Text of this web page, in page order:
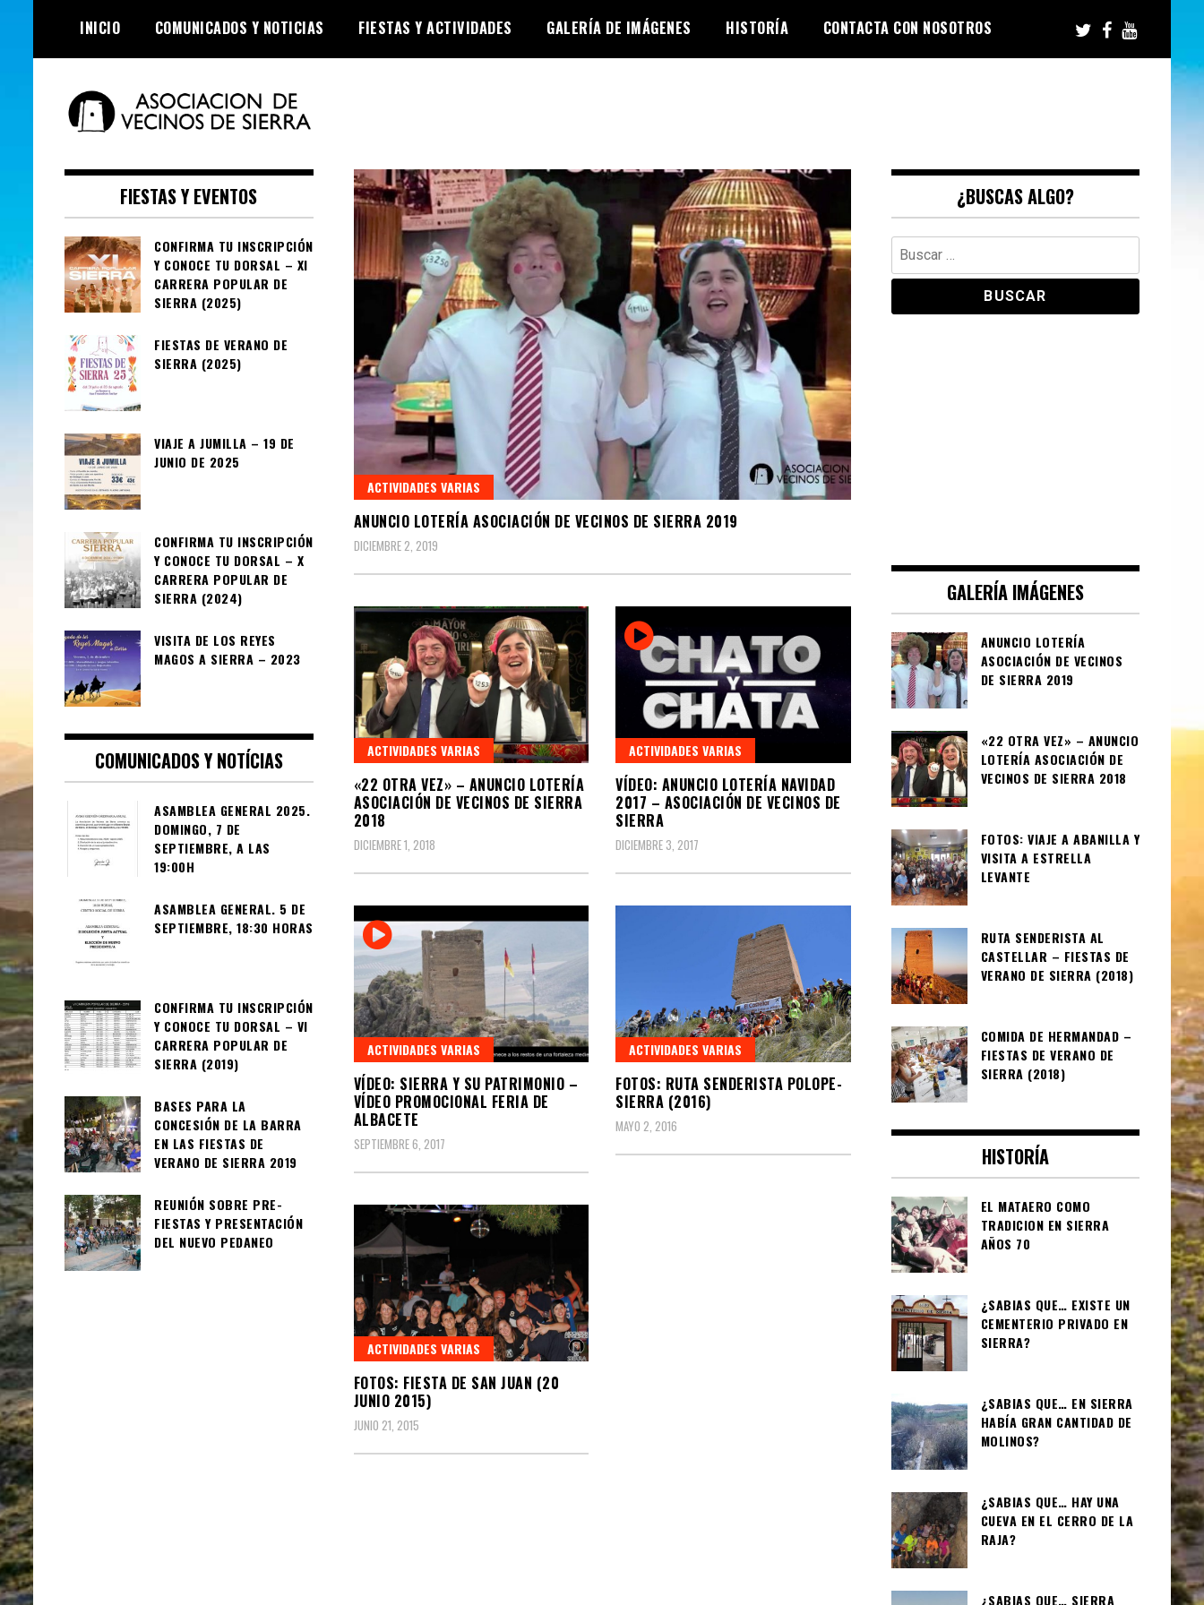
content
INICIO COMUNICADOS Y NOTICIAS FIESTAS Y ACTIVIDADES GALERÍA DE IMÁGENES HISTORÍA CONTACTA CON NOSOTROS
Asociación de
Vecinos de Sierra
ACTIVIDADES VARIAS
ANUNCIO LOTERÍA ASOCIACIÓN DE VECINOS DE SIERRA 2019
DICIEMBRE 2, 2019
ACTIVIDADES VARIAS
«22 OTRA VEZ» – ANUNCIO LOTERÍA
ASOCIACIÓN DE VECINOS DE SIERRA
2018
DICIEMBRE 1, 2018
ACTIVIDADES VARIAS
VÍDEO: ANUNCIO LOTERÍA NAVIDAD
2017 – ASOCIACIÓN DE VECINOS DE
SIERRA
DICIEMBRE 3, 2017
ACTIVIDADES VARIAS
VÍDEO: SIERRA Y SU PATRIMONIO –
VÍDEO PROMOCIONAL FERIA DE
ALBACETE
SEPTIEMBRE 6, 2017
ACTIVIDADES VARIAS
FOTOS: RUTA SENDERISTA POLOPE-
SIERRA (2016)
MAYO 2, 2016
ACTIVIDADES VARIAS
FOTOS: FIESTA DE SAN JUAN (20
JUNIO 2015)
JUNIO 21, 2015
FIESTAS Y EVENTOS
CONFIRMA TU INSCRIPCIÓN
Y CONOCE TU DORSAL – XI
CARRERA POPULAR DE
SIERRA (2025)
FIESTAS DE VERANO DE
SIERRA (2025)
VIAJE A JUMILLA – 19 DE
JUNIO DE 2025
CONFIRMA TU INSCRIPCIÓN
Y CONOCE TU DORSAL – X
CARRERA POPULAR DE
SIERRA (2024)
VISITA DE LOS REYES
MAGOS A SIERRA – 2023
COMUNICADOS Y NOTÍCIAS
ASAMBLEA GENERAL 2025.
DOMINGO, 7 DE
SEPTIEMBRE, A LAS
19:00H
ASAMBLEA GENERAL. 5 DE
SEPTIEMBRE, 18:30 HORAS
CONFIRMA TU INSCRIPCIÓN
Y CONOCE TU DORSAL – VI
CARRERA POPULAR DE
SIERRA (2019)
BASES PARA LA
CONCESIÓN DE LA BARRA
EN LAS FIESTAS DE
VERANO DE SIERRA 2019
REUNIÓN SOBRE PRE-
FIESTAS Y PRESENTACIÓN
DEL NUEVO PEDANEO
¿BUSCAS ALGO?
Buscar:
GALERÍA IMÁGENES
ANUNCIO LOTERÍA
ASOCIACIÓN DE VECINOS
DE SIERRA 2019
«22 OTRA VEZ» – ANUNCIO
LOTERÍA ASOCIACIÓN DE
VECINOS DE SIERRA 2018
FOTOS: VIAJE A ABANILLA Y
VISITA A ESTRELLA
LEVANTE
RUTA SENDERISTA AL
CASTELLAR – FIESTAS DE
VERANO DE SIERRA (2018)
COMIDA DE HERMANDAD –
FIESTAS DE VERANO DE
SIERRA (2018)
HISTORÍA
EL MATAERO COMO
TRADICION EN SIERRA
AÑOS 70
¿SABIAS QUE… EXISTE UN
CEMENTERIO PRIVADO EN
SIERRA?
¿SABIAS QUE… EN SIERRA
HABÍA GRAN CANTIDAD DE
MOLINOS?
¿SABIAS QUE… HAY UNA
CUEVA EN EL CERRO DE LA
RAJA?
¿SABIAS QUE… SIERRA